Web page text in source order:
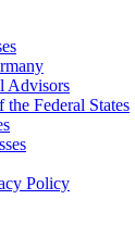
Advisors
Federal States
Policy